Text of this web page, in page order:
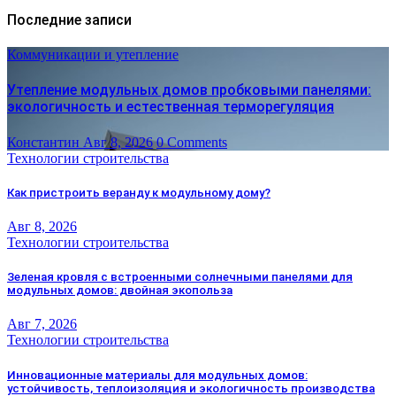
Последние записи
Коммуникации и утепление
Утепление модульных домов пробковыми панелями:
экологичность и естественная терморегуляция
Константин Авг 8, 2026 0 Comments
Технологии строительства
Как пристроить веранду к модульному дому?
Авг 8, 2026
Технологии строительства
Зеленая кровля с встроенными солнечными панелями для
модульных домов: двойная экопольза
Авг 7, 2026
Технологии строительства
Инновационные материалы для модульных домов:
устойчивость, теплоизоляция и экологичность производства